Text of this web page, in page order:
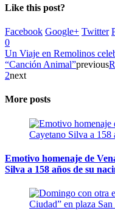
Like this post?
Facebook Google+ Twitter
0
Un Viaje en Remolinos
“Canción Animal”previous
2next
More posts
Emotivo homenaje de
Silva a 158 años de su